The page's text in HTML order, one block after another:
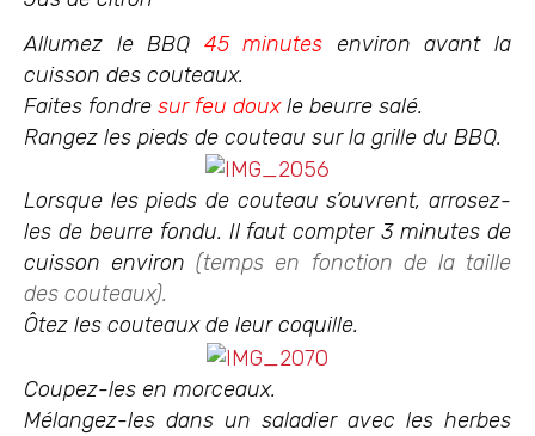
Allumez le BBQ 45 minutes environ avant la
cuisson des couteaux.
Faites fondre sur feu douxle beurre salé.
Rangez les pieds de couteau sur la grille du BBQ.
Lorsque les pieds de couteau s’ouvrent, arrosez-
les de beurre fondu. Il faut compter 3 minutes de
cuisson environ(temps en fonction de la taille
des couteaux).
Ôtez les couteaux de leur coquille.
Coupez-les en morceaux.
Mélangez-les dans un saladier avec les herbes